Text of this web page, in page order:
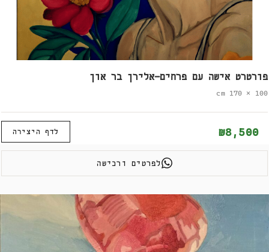
פורטרט אישה עם פרחים-אלירן בר און
100 × 170 cm
₪8,500 לדף היצירה
לפרטים ורכישה